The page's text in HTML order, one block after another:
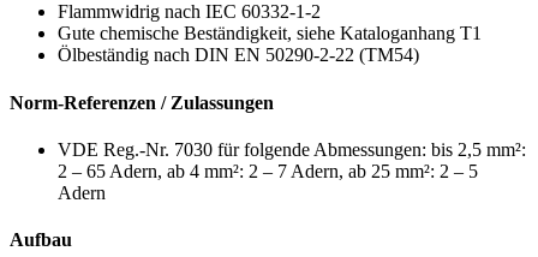
Flammwidrig nach IEC 60332-1-2
Gute chemische Beständigkeit, siehe Kataloganhang T1
Ölbeständig nach DIN EN 50290-2-22 (TM54)
Norm-Referenzen / Zulassungen
VDE Reg.-Nr. 7030 für folgende Abmessungen: bis 2,5 mm²:
2 – 65 Adern, ab 4 mm²: 2 – 7 Adern, ab 25 mm²: 2 – 5
Adern
Aufbau